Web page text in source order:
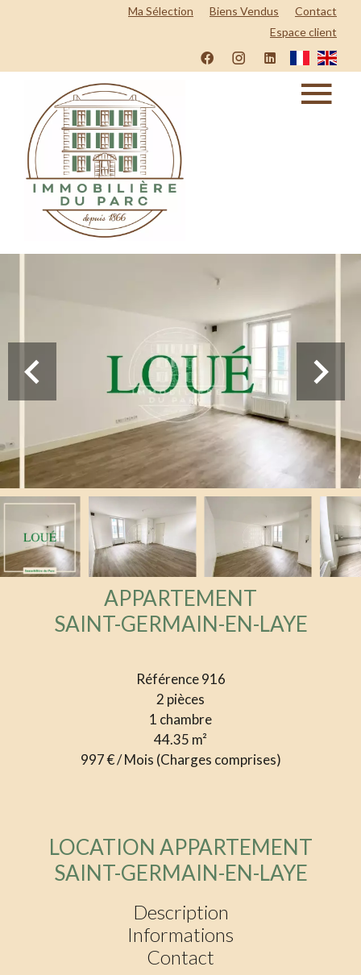
Ma Sélection Biens Vendus
Contact
Espace client
APPARTEMENT
SAINT-GERMAIN-EN-LAYE
Référence916
2 pièces
1 chambre
44.35 m²
997 € / Mois (Charges comprises)
LOCATION APPARTEMENT
SAINT-GERMAIN-EN-LAYE
Description
Informations
Contact